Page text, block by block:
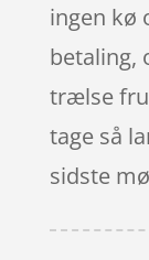
ingen kø
betaling,
trælse
tage så
sidste